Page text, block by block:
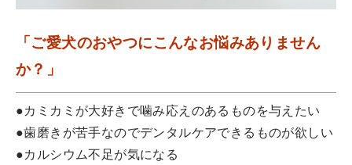
「ご愛犬のおやつにこんなお悩みありません
か？」
●カミカミが大好きで噛み応えのあるものを与えたい
●歯磨きが苦手なのでデンタルケアできるものが欲しい
●カルシウム不足が気になる